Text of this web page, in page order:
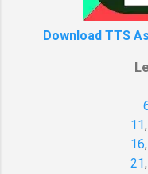
Download TTS
11,
16,
21,